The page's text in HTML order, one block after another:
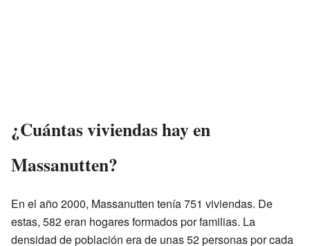
¿Cuántas viviendas hay en
Massanutten?
En el año 2000, Massanutten tenía 751 viviendas. De
estas, 582 eran hogares formados por familias. La
densidad de población era de unas 52 personas por cada